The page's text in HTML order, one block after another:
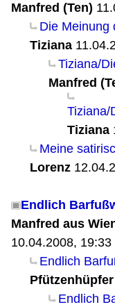
Manfred (Ten)
Die Meinung
Tiziana
Tiziana/
Manfred
Tiziana/
Tiziana
Meine
Lorenz
Endlich
Manfred aus
10.04.2008, 19:33
Endlich
Pfützenhüpfer
Endlich